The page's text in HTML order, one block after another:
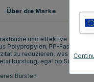
und effektive Lösung,
Polypropylen, PP-Faser, ist
zu reduzieren, was das
egal ob Sie zu
Bürsten
Über die Marke